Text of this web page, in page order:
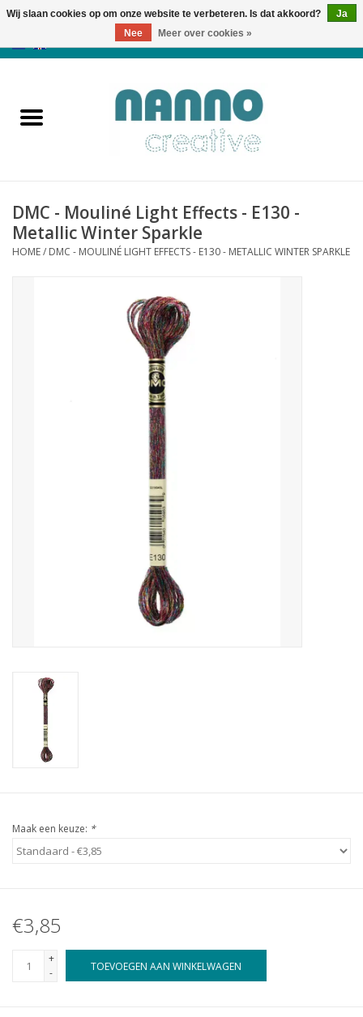
Producten
Nieuws
Herfst & Halloween
DMC - Mouliné Light Effects - E130 -
Metallic Winter Sparkle
HOME/ DMC - MOULINÉ LIGHT EFFECTS - E130 - METALLIC WINTER SPARKLE
Maak een keuze: *
€3,85
+
-
TOEVOEGEN AAN WINKELWAGEN
Wij slaan cookies op om onze website te verbeteren. Is dat akkoord?
Ja
Nee
Meer over cookies »